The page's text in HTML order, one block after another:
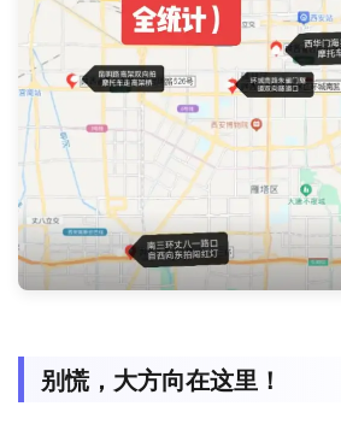
别慌，大方向在这里！